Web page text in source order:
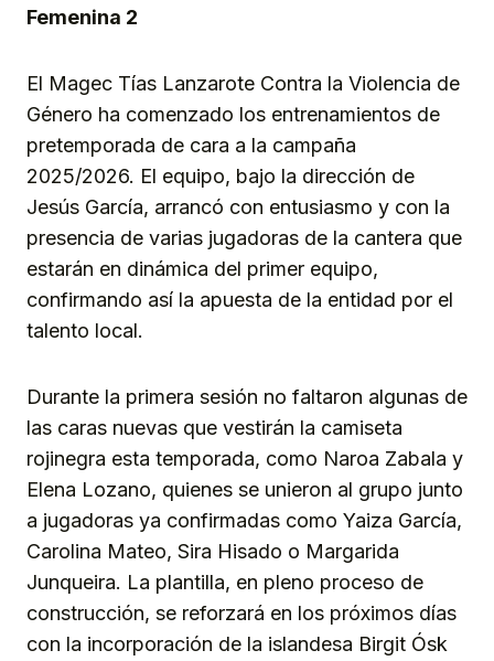
Femenina 2
El Magec Tías Lanzarote Contra la Violencia de
Género ha comenzado los entrenamientos de
pretemporada de cara a la campaña
2025/2026. El equipo, bajo la dirección de
Jesús García, arrancó con entusiasmo y con la
presencia de varias jugadoras de la cantera que
estarán en dinámica del primer equipo,
confirmando así la apuesta de la entidad por el
talento local.
Durante la primera sesión no faltaron algunas de
las caras nuevas que vestirán la camiseta
rojinegra esta temporada, como Naroa Zabala y
Elena Lozano, quienes se unieron al grupo junto
a jugadoras ya confirmadas como Yaiza García,
Carolina Mateo, Sira Hisado o Margarida
Junqueira. La plantilla, en pleno proceso de
construcción, se reforzará en los próximos días
con la incorporación de la islandesa Birgit Ósk